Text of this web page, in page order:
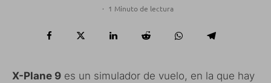
· 1 Minuto de lectura
X-Plane 9 es un simulador de vuelo, en la que hay